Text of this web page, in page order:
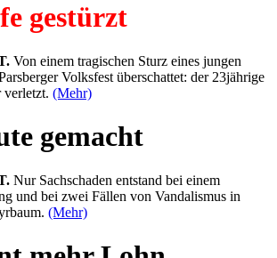
gestürzt
Von einem tragischen Sturz eines jungen
Volksfest überschattet: der 23jährige
(Mehr)
gemacht
Nur Sachschaden entstand bei einem
und bei zwei Fällen von Vandalismus in
(Mehr)